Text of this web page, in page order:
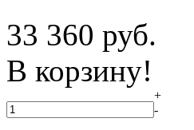
33 360 руб.
В корзину!
+
-